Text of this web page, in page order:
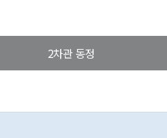
2차관 동정